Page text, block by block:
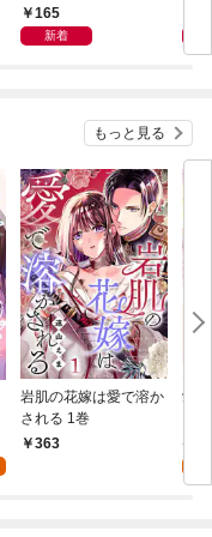
165
新着
もっと見る
岩肌の花嫁は愛で溶か
される 1巻
363
愛